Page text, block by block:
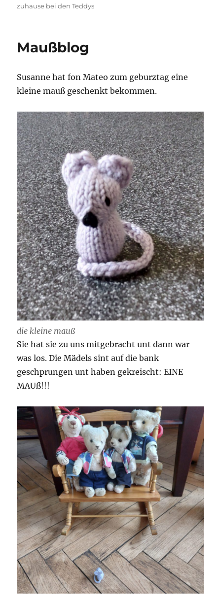
am
zuhause bei den Teddys
Maußblog
Susanne hat fon Mateo zum geburztag eine
kleine mauß geschenkt bekommen.
die kleine mauß
Sie hat sie zu uns mitgebracht unt dann war
was los. Die Mädels sint auf die bank
geschprungen unt haben gekreischt: EINE
MAUß!!!